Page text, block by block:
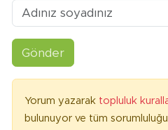
Gönder
Yorum yazarak topluluk
bulunuyor ve tüm